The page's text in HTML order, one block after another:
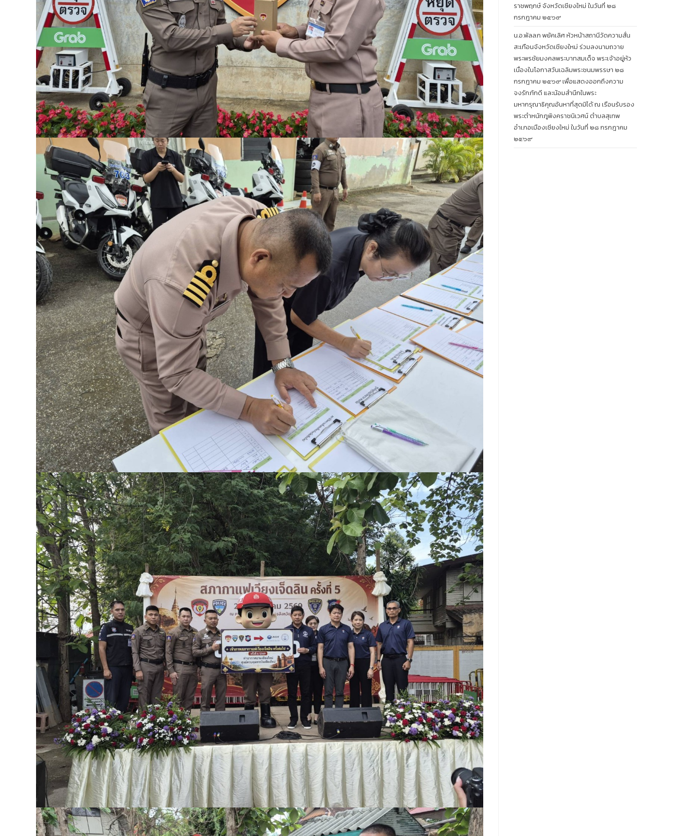
ราชพฤกษ์ จังหวัดเชียงใหม่ ในวันที่ ๒๘
กรกฎาคม ๒๕๖๙
น.อ.พัลลภ พยัคเลิศ หัวหน้าสถานีวัดความสั่น
สะเทือนจังหวัดเชียงใหม่ ร่วมลงนามถวาย
พระพรชัยมงคลพระบาทสมเด็จ พระเจ้าอยู่หัว
เนื่องในโอกาสวันเฉลิมพระชนมพรรษา ๒๘
กรกฎาคม ๒๕๖๙ เพื่อแสดงออกถึงความ
จงรักภักดี และน้อมสำนึกในพระ
มหากรุณาธิคุณอันหาที่สุดมิได้ ณ เรือนรับรอง
พระตำหนักภูพิงคราชนิเวศน์ ตำบลสุเทพ
อำเภอเมืองเชียงใหม่ ในวันที่ ๒๘ กรกฎาคม
๒๕๖๙